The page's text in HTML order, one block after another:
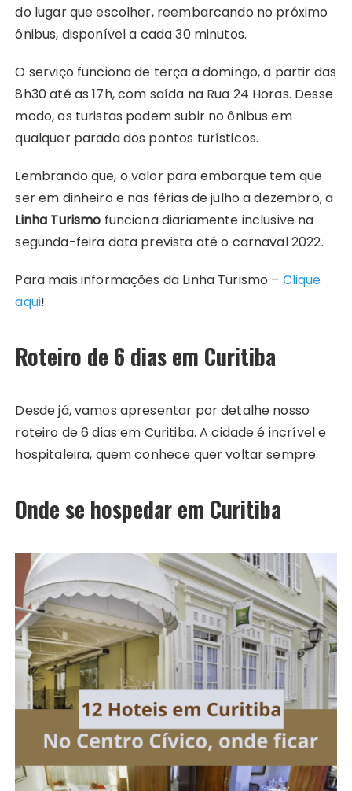
do lugar que escolher, reembarcando no próximo
ônibus, disponível a cada 30 minutos.
O serviço funciona de terça a domingo, a partir das
8h30 até as 17h, com saída na Rua 24 Horas. Desse
modo, os turistas podem subir no ônibus em
qualquer parada dos pontos turísticos.
Lembrando que, o valor para embarque tem que
ser em dinheiro e nas férias de julho a dezembro, a
Linha Turismo funciona diariamente inclusive na
segunda-feira data prevista até o carnaval 2022.
Para mais informações da Linha Turismo – Clique
aqui!
Roteiro de 6 dias em Curitiba
Desde já, vamos apresentar por detalhe nosso
roteiro de 6 dias em Curitiba. A cidade é incrível e
hospitaleira, quem conhece quer voltar sempre.
Onde se hospedar em Curitiba